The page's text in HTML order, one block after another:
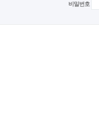
비밀번호